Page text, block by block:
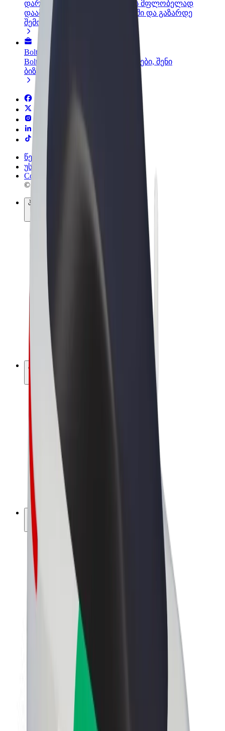
დარეგისტრირდი ავტოპარკის მფლობელად
დაამატე შენი ავტოპარკი Bolt-ში და გაზარდე
შემოსავალი
Bolt ბიზნესისთვის
Bolt-ის პროდუქტები და სერვისები, შენი
ბიზნესისთვის
წესები და პირობები
უსაფრთხოება
Cookies
© 2026 Bolt Technology OÜ
პროდუქტები
სკუტერები
Bolt Market
Bolt Food
Bolt Drive
Bolt ბიზნესისთვის
ელ. ბაიკი
Bolt Plus
გამოიმუშავე Bolt-თან ერთად
მძღოლები
მძღოლის შემოსავლები
კურიერები
კურიერის შემოსავლები
Bolt Food პარტნიორები
ავტოპარკები
ფრენჩაიზი
კომპანია
ვაკანსიები
Bolt-ის შესახებ
Bolt და ეკომეგობრულობა
ნულოვანი პროექტი
სიახლეები
ბრენდის გზამკვლევი
ინვესტორებთან ურთიერთობა
ლიდერობა